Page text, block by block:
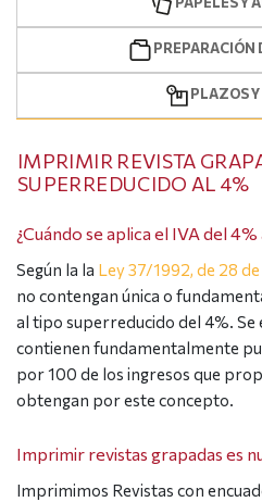
PREPARACIÓN
PLAZOS
IMPRIMIR REVISTA
SUPERREDUCIDO AL 4%
¿Cuándo se aplica el IVA del
Según la la Ley 37/1992, de 28
no contengan única o
al tipo superreducido del 4%. Se
contienen fundamentalmente
por 100 de los ingresos que
obtengan por este concepto.
Imprimir revistas grapadas es
Imprimimos Revistas con